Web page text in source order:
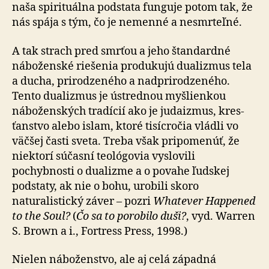
naša spirituálna podstata fun­gu­je potom tak, že
nás spája s tým, čo je nemenné a ne­smr­teľ­né.
A tak strach pred smrťou a jeho štandardné
náboženské riešenia produkujú dualizmus tela
a ducha, prirodzeného a nadprirodzeného.
Tento dualizmus je ústrednou myš­lien­kou
náboženských tradícií ako je judaizmus, kres­
ťan­stvo alebo islam, ktoré tisícročia vládli vo
väčšej časti sveta. Treba však pripomenúť, že
niektorí súčasní teo­ló­go­via vyslovili
pochybnosti o dualizme a o povahe ľudskej
podstaty, ak nie o bohu, urobili skoro
naturalistický záver – pozri Whatever Happened
to the Soul?(Čo sa to porobilo duši?, vyd. Warren
S. Brown a i., Fortress Press, 1998.)
Nielen náboženstvo, ale aj celá západná